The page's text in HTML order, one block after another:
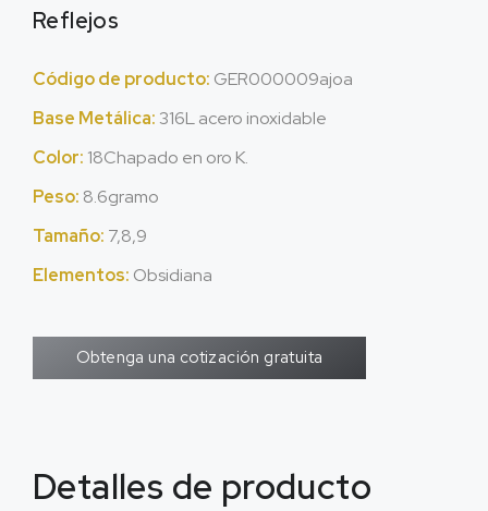
Reflejos
Código de producto: GER000009ajoa
Base Metálica: 316L acero inoxidable
Color: 18Chapado en oro K.
Peso: 8.6gramo
Tamaño: 7,8,9
Elementos: Obsidiana
Obtenga una cotización gratuita
Detalles de producto